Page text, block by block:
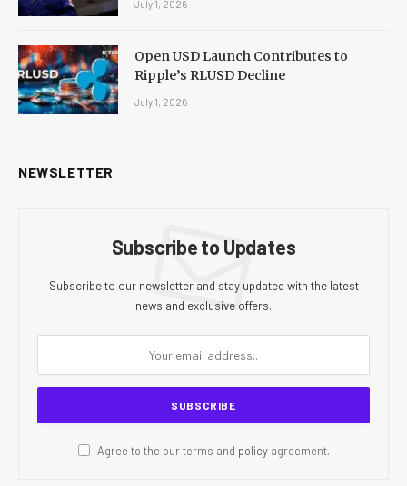
July 1, 2026
Open USD Launch Contributes to
Ripple’s RLUSD Decline
July 1, 2026
NEWSLETTER
Subscribe to Updates
Subscribe to our newsletter and stay updated with the latest
news and exclusive offers.
Agree to the our terms and policyagreement.